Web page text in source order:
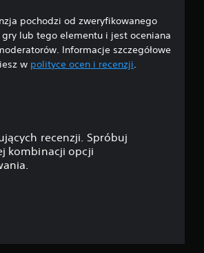
pochodzi od zweryfikowanego
gry lub tego elementu i jest oceniana
Informacje szczegółowe
w polityce ocen i recenzji.
recenzji. Spróbuj
kombinacji opcji